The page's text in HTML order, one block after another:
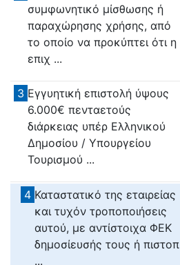
συμφωνητικό μίσθωσης ή
παραχώρησης χρήσης, από
το οποίο να προκύπτει ότι η
επιχ ...
3 Εγγυητική επιστολή ύψους
6.000€ πενταετούς
διάρκειας υπέρ Ελληνικού
Δημοσίου / Υπουργείου
Τουρισμού ...
4 Καταστατικό της εταιρείας
και τυχόν τροποποιήσεις
αυτού, με αντίστοιχα ΦΕΚ
δημοσίευσής τους ή πιστοπ
...